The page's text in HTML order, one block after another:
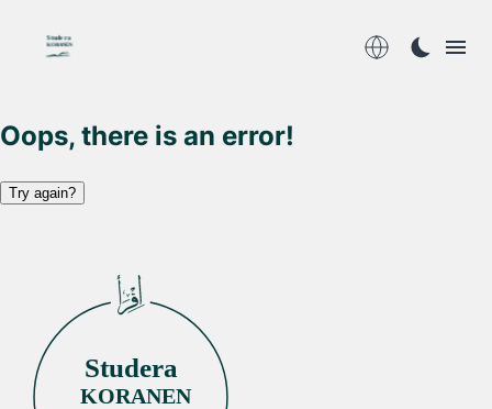
Studera
KORANEN
Oops, there is an error!
Try again?
Studera
KORANEN